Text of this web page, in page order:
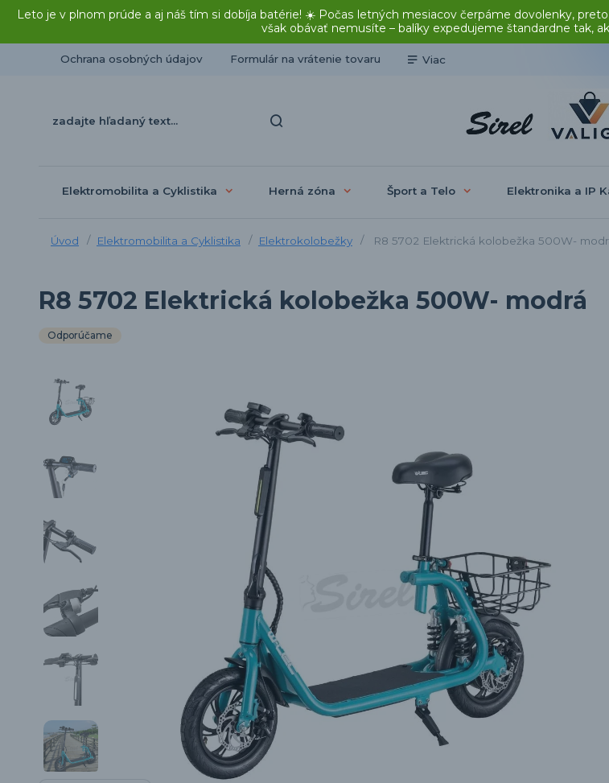
Leto je v plnom prúde a aj náš tím si dobíja batérie! ☀️ Počas letných mesiacov čerpáme dovolenky,
však obávať nemusíte – balíky expedujeme štandardne tak,
Ochrana osobných údajov Formulár na vrátenie tovaru Viac
Elektromobilita a Cyklistika Herná zóna Šport a Telo Elektronika a IP
Úvod Elektromobilita a Cyklistika Elektrokolobežky R8 5702 Elektrická kolobežka 500W-
R8 5702 Elektrická kolobežka 500W- modrá
Odporúčame